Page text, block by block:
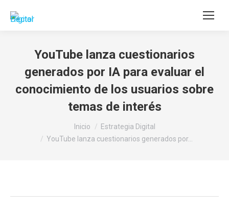
Buscar:
YouTube lanza cuestionarios
generados por IA para evaluar el
conocimiento de los usuarios sobre
temas de interés
Inicio
Estrategia Digital
YouTube lanza cuestionarios generados por…